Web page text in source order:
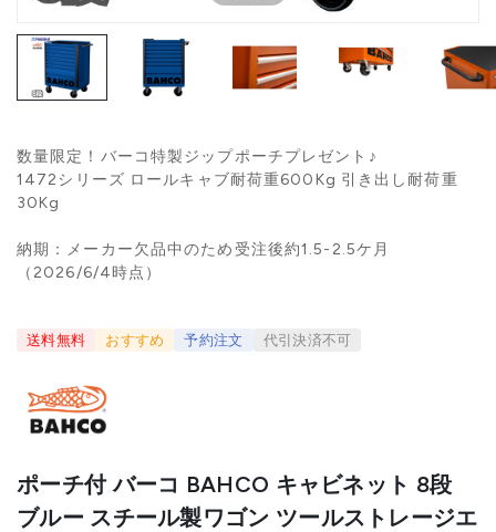
数量限定！バーコ特製ジップポーチプレゼント♪
1472シリーズ ロールキャブ耐荷重600Kg 引き出し耐荷重
30Kg
納期：メーカー欠品中のため受注後約1.5-2.5ケ月
（2026/6/4時点）
送料無料 おすすめ 予約注文 代引決済不可
ポーチ付 バーコ BAHCO キャビネット 8段
ブルー スチール製ワゴン ツールストレージエ